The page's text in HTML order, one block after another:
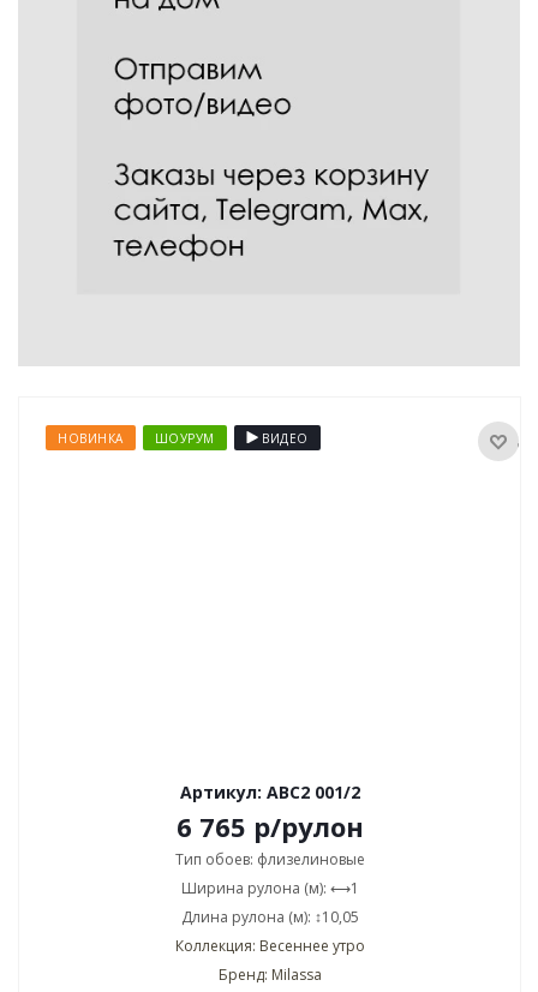
НОВИНКА ШОУРУМ ВИДЕО
Артикул: ABC2 001/2
6 765 р/рулон
Тип обоев: флизелиновые
Ширина рулона (м): ⟷1
Длина рулона (м): ↕10,05
Коллекция: Весеннее утро
Бренд: Milassa